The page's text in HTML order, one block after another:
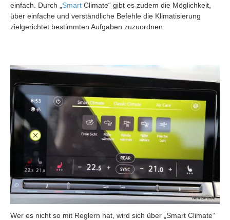
einfach. Durch „ Smart Climate“ gibt es zudem die Möglichkeit,
über einfache und verständliche Befehle die Klimatisierung
zielgerichtet bestimmten Aufgaben zuzuordnen.
Wer es nicht so mit Reglern hat, wird sich über „Smart Climate“